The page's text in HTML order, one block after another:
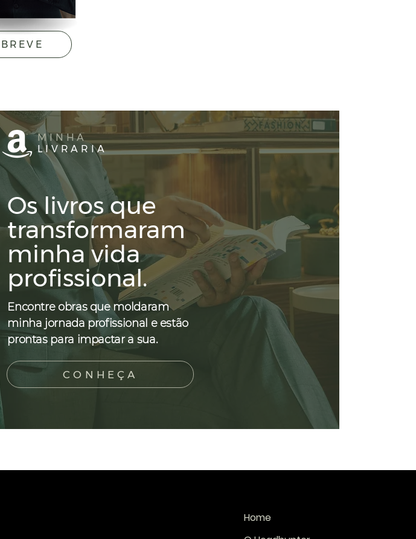
MINHA
LIVRARIA
Os livros que
transformaram
minha vida
profissional.
Encontre obras que moldaram
minha jornada profissional e estão
prontas para impactar a sua.
CONHEÇA
Home